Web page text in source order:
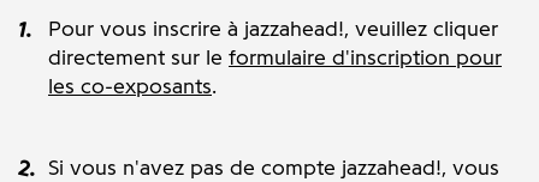
Pour vous inscrire à jazzahead!, veuillez cliquer
directement sur le formulaire d'inscription pour
les co-exposants.
Si vous n'avez pas de compte jazzahead!, vous